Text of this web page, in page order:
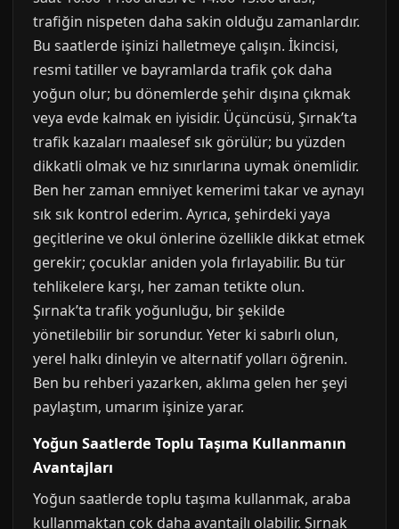
trafiğin nispeten daha sakin olduğu zamanlardır.
Bu saatlerde işinizi halletmeye çalışın. İkincisi,
resmi tatiller ve bayramlarda trafik çok daha
yoğun olur; bu dönemlerde şehir dışına çıkmak
veya evde kalmak en iyisidir. Üçüncüsü, Şırnak’ta
trafik kazaları maalesef sık görülür; bu yüzden
dikkatli olmak ve hız sınırlarına uymak önemlidir.
Ben her zaman emniyet kemerimi takar ve aynayı
sık sık kontrol ederim. Ayrıca, şehirdeki yaya
geçitlerine ve okul önlerine özellikle dikkat etmek
gerekir; çocuklar aniden yola fırlayabilir. Bu tür
tehlikelere karşı, her zaman tetikte olun.
Şırnak’ta trafik yoğunluğu, bir şekilde
yönetilebilir bir sorundur. Yeter ki sabırlı olun,
yerel halkı dinleyin ve alternatif yolları öğrenin.
Ben bu rehberi yazarken, aklıma gelen her şeyi
paylaştım, umarım işinize yarar.
Yoğun Saatlerde Toplu Taşıma Kullanmanın
Avantajları
Yoğun saatlerde toplu taşıma kullanmak, araba
kullanmaktan çok daha avantajlı olabilir. Şırnak